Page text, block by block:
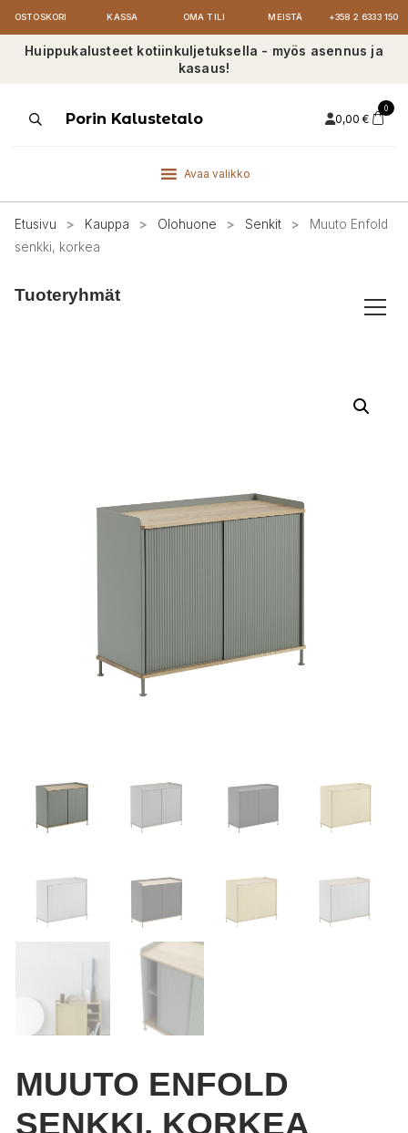
OSTOSKORI KASSA OMA TILI MEISTÄ +358 2 6333 150
Huippukalusteet kotiinkuljetuksella - myös asennus ja
kasaus!
ProductsPorin Kalustetalo 0,00 €
0
Avaa valikko
Etusivu > Kauppa > Olohuone > Senkit >
Muuto Enfold
senkki, korkea
Tuoteryhmät
MUUTO ENFOLD
SENKKI, KORKEA